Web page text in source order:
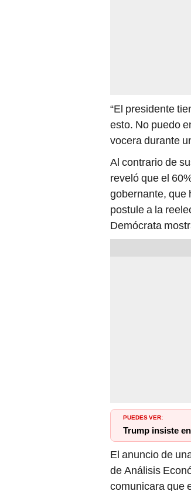
“El presidente
esto. No puedo
vocera durante
Al contrario de
reveló que el
gobernante, que
postule a la
Demócrata
PUEDES VER:
Trump insiste
El anuncio de
de Análisis
comunicara que